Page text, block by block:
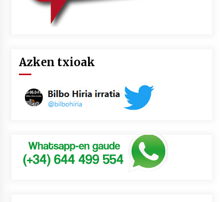
Azken txioak